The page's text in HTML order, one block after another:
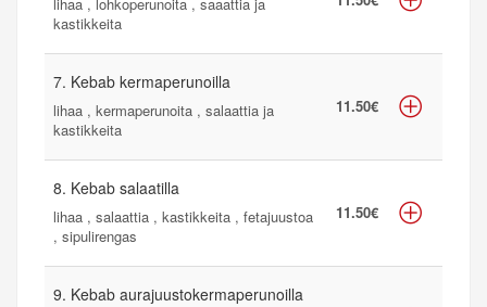
kastikkeita
7. Kebab kermaperunoilla
lihaa , kermaperunoita , salaattia ja
kastikkeita
11.50€
8. Kebab salaatilla
lihaa , salaattia , kastikkeita , fetajuustoa
, sipulirengas
11.50€
9. Kebab aurajuustokermaperunoilla